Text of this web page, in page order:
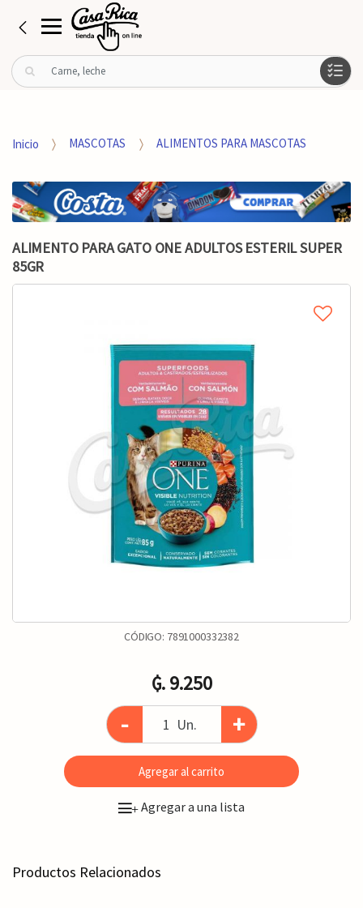
B
u
r
o
r
:
Inicio MASCOTAS ALIMENTOS PARA MASCOTAS
ALIMENTO PARA GATO ONE ADULTOS ESTERIL SUPER
85GR
CÓDIGO: 7891000332382
₲. 9.250
- Un. +
Agregar al carrito
+Agregar a una lista
Productos Relacionados